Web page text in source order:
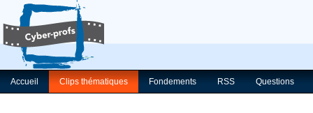
Accueil Clips thématiques Fondements RSS Questions